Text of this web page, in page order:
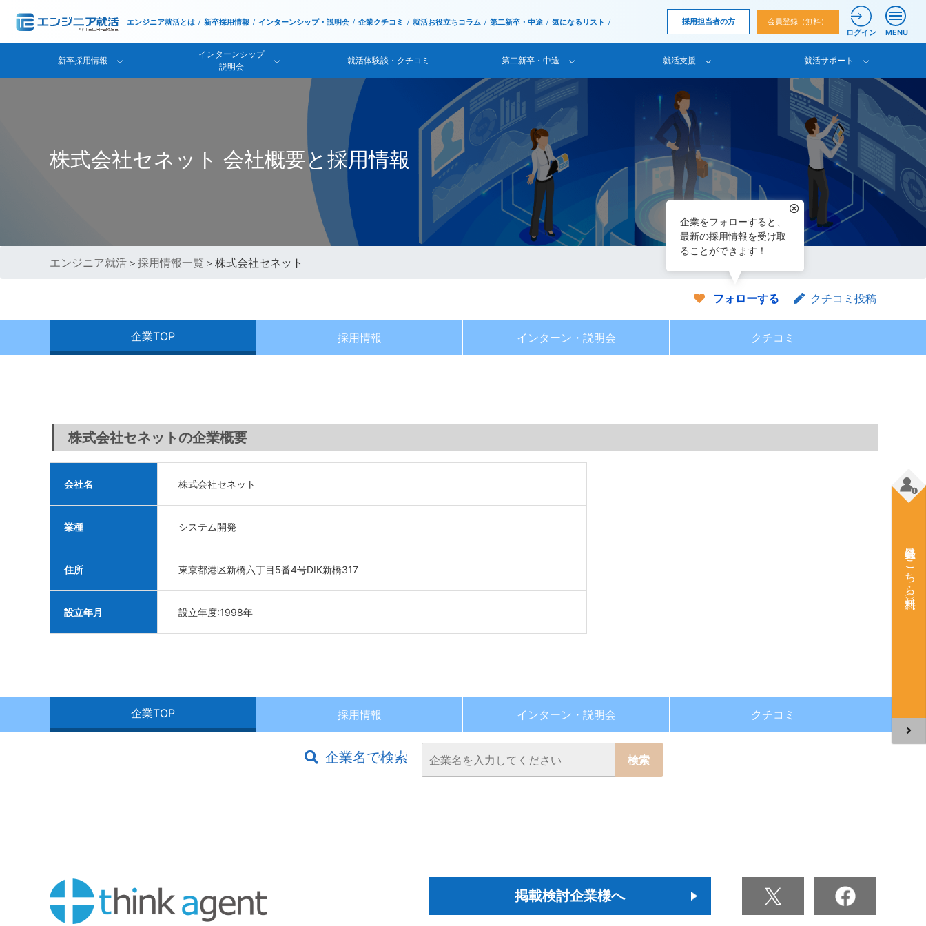
エンジニア就活とは 新卒採用情報 インターンシップ・説明会 企業クチコミ 就活お役立ちコラム 第二新卒・中途 気になるリスト 採用担当者の方
会員登録（無料）
ログイン
MENU
新卒採用情報
インターンシップ
説明会
就活体験談・クチコミ 第二新卒・中途 就活支援 就活サポート
株式会社セネット 会社概要と採用情報
エンジニア就活 ＞ 採用情報一覧 ＞株式会社セネット
フォローする
企業をフォローすると、
最新の採用情報を受け取
ることができます！
クチコミ投稿
企業TOP 採用情報 インターン・ 説明会 クチコミ
株式会社セネットの企業概要
会社名 株式会社セネット
業種 システム開発
住所 東京都港区新橋六丁目5番4号DIK新橋317
設立年月 設立年度:1998年
企業TOP 採用情報 インターン・ 説明会 クチコミ
企業名で検索
掲載検討企業様へ
会員登録はこちら（無料）